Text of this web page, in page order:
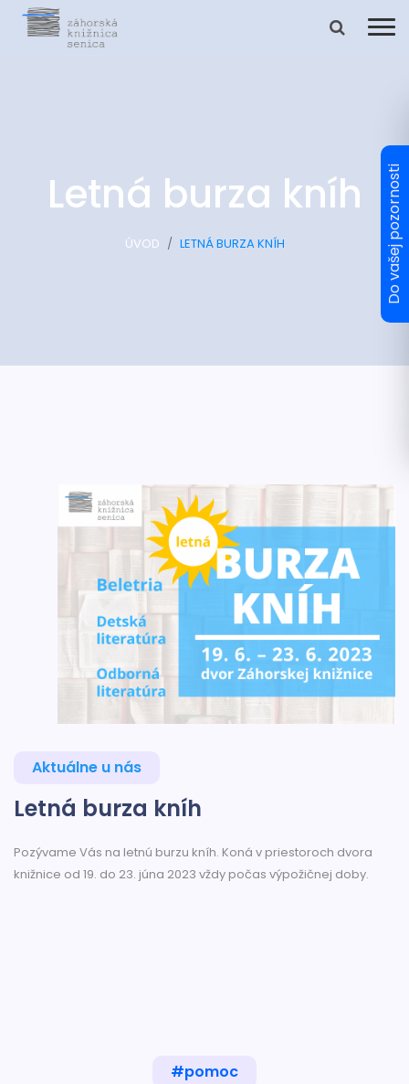
Letná burza kníh
ÚVOD LETNÁ BURZA KNÍH
Aktuálne u nás
Letná burza kníh
Pozývame Vás na letnú burzu kníh. Koná v priestoroch dvora
knižnice od 19. do 23. júna 2023 vždy počas výpožičnej doby.
#pomoc